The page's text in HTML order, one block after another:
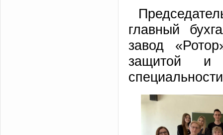
главный
завод
защитой и